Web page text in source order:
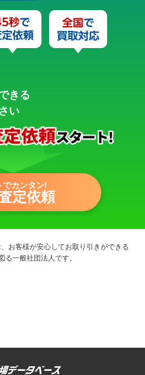
きる
い
でカンタン!
定依頼
お客様が安心してお取り引きができる
一般社団法人です。